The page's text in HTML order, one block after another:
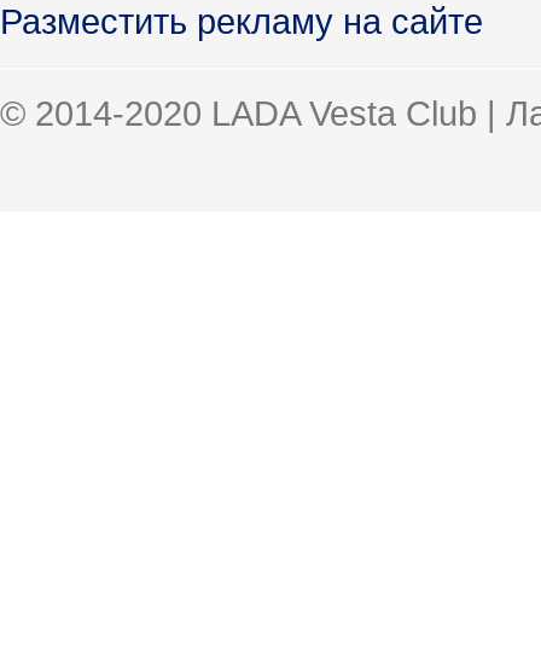
Разместить рекламу на сайте
© 2014-2020 LADA Vesta Club |